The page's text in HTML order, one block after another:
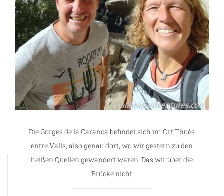
Die Gorges de la Caranca befindet sich im Ort Thuès
entre Valls, also genau dort, wo wir gestern zu den
heißen Quellen gewandert waren. Das wir über die
Brücke nicht